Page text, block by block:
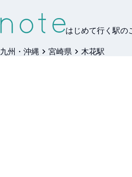
はじめて行く駅の
九州・沖縄 宮崎県 木花駅